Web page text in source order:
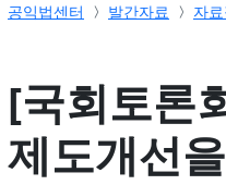
공익법센터 발간자료 자
[국회토론
제도개선